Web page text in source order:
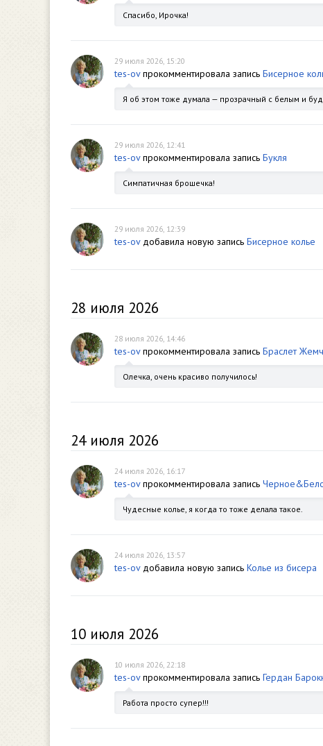
Спасибо, Ирочка!
29 июля 2026, 15:20
tes-ovпрокомментировала запись Бисерное
Я об этом тоже думала — прозрачный с белым и
29 июля 2026, 12:41
tes-ovпрокомментировала запись Букля
Симпатичная брошечка!
29 июля 2026, 12:39
tes-ovдобавила новую запись Бисерное колье
28 июля 2026
28 июля 2026, 14:46
tes-ovпрокомментировала запись Браслет
Олечка, очень красиво получилось!
24 июля 2026
24 июля 2026, 16:17
tes-ovпрокомментировала запись
Чудесные колье, я когда то тоже делала такое.
24 июля 2026, 13:57
tes-ovдобавила новую запись Колье из бисера
10 июля 2026
10 июля 2026, 22:18
tes-ovпрокомментировала запись Гердан
Работа просто супер!!!